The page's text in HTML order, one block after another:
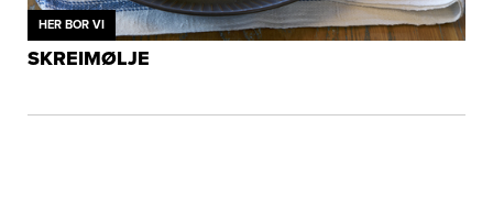
HER BOR VI
SKREIMØLJE